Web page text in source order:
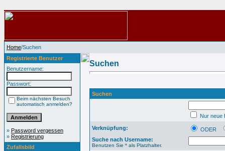
Home/Suchen
Registrierte Benutzer
Benutzername:
Passwort:
Beim nächsten Besuch
automatisch anmelden?
» Password vergessen
» Registrierung
Zufallsbild
Suchen
Suchen
Nur neue
Verknüpfung:
ODER
Suche nach Username:
Benutzen Sie * als Platzhalter.